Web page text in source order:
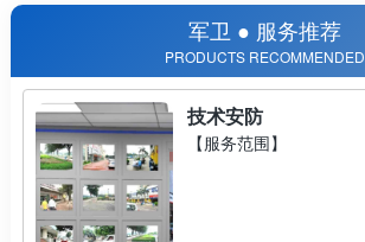
军卫 ● 服务推荐
PRODUCTS RECOMMENDED
技术安防
【服务范围】